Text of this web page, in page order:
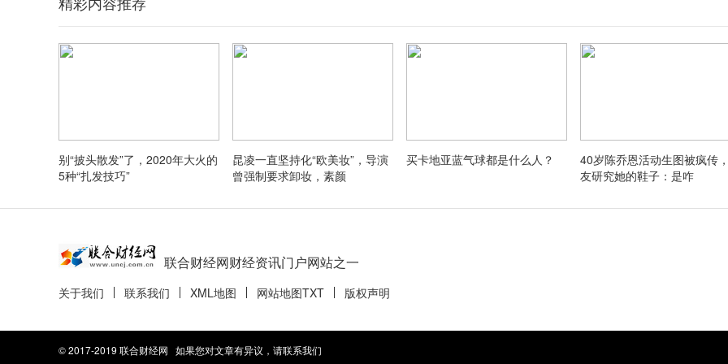
别“披头散发”了，2020年大火的
5种“扎发技巧”
昆凌一直坚持化“欧美妆”，导演
曾强制要求卸妆，素颜
买卡地亚蓝气球都是什么人？
40岁陈乔恩活动生图被疯传
友研究她的鞋子：是咋
联合财经网财经资讯门户网站之一
关于我们 联系我们 XML地图 网站地图TXT 版权声明
© 2017-2019 联合财经网 如果您对文章有异议，请联系我们